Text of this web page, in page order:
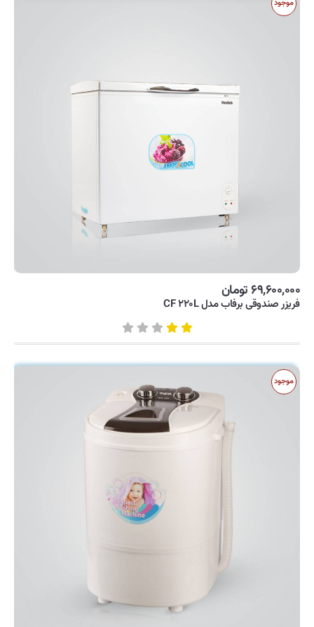
موجود
۶۹,۶۰۰,۰۰۰ تومان
فریزر صندوقی برفاب مدل CF ۲۲۰L
موجود